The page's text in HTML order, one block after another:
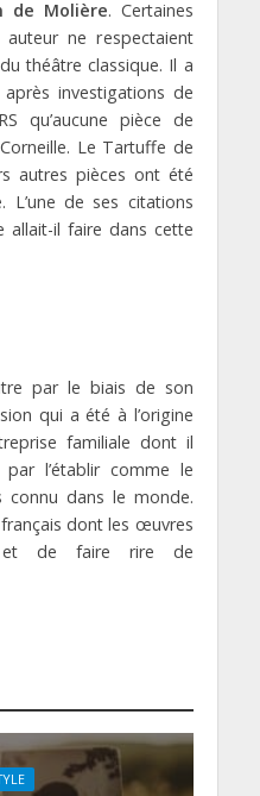
de Molière. Certaines
ne respectaient
théâtre classique. Il a
investigations de
qu’aucune pièce de
Le Tartuffe de
autres pièces ont été
L’une de ses citations
allait-il faire dans cette
par le biais de son
qui a été à l’origine
familiale dont il
l’établir comme le
connu dans le monde.
dont les œuvres
et de faire rire de